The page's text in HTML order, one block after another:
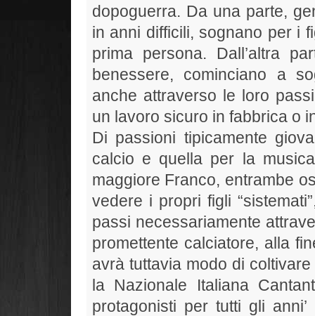
dopoguerra. Da una parte,
in anni difficili, sognano per i
prima persona. Dall’altra
benessere, cominciano a
anche attraverso le loro
un lavoro sicuro in fabbrica o
Di passioni tipicamente
calcio e quella per la
maggiore Franco, entrambe
vedere i propri figli
passi necessariamente
promettente calciatore, alla
avrà tuttavia modo di
la Nazionale Italiana
protagonisti per tutti gli